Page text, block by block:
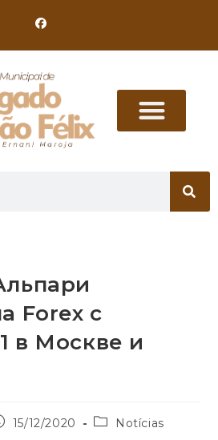
Forex с
в Москве и
15/12/2020 Notícias